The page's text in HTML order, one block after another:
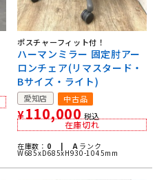
ポスチャーフィット付！
ハーマンミラー 固定肘アー
ロンチェア(リマスタード・
Bサイズ・ライト)
愛知店 中古品
¥110,000 税込
在庫切れ
在庫数： 0 | Aランク
W685xD685xH930-1045mm